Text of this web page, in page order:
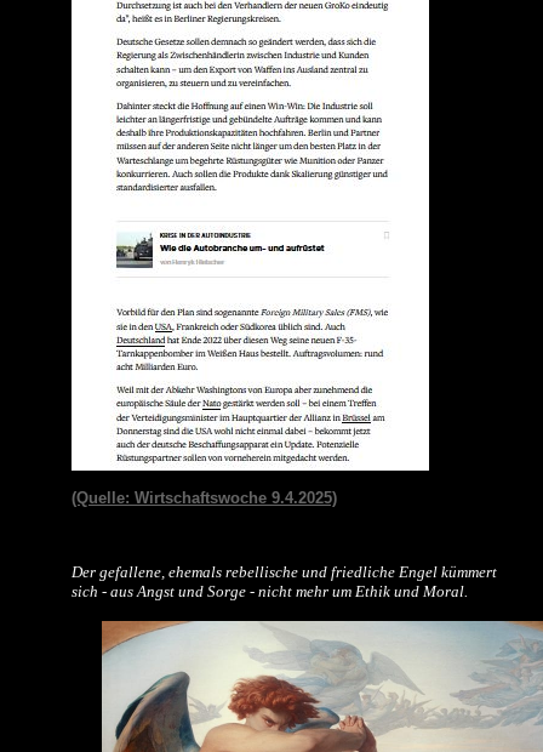
(Quelle: Wirtschaftswoche 9.4.2025)
Der gefallene, ehemals rebellische und friedliche Engel kümmert
sich - aus Angst und Sorge - nicht mehr um Ethik und Moral.